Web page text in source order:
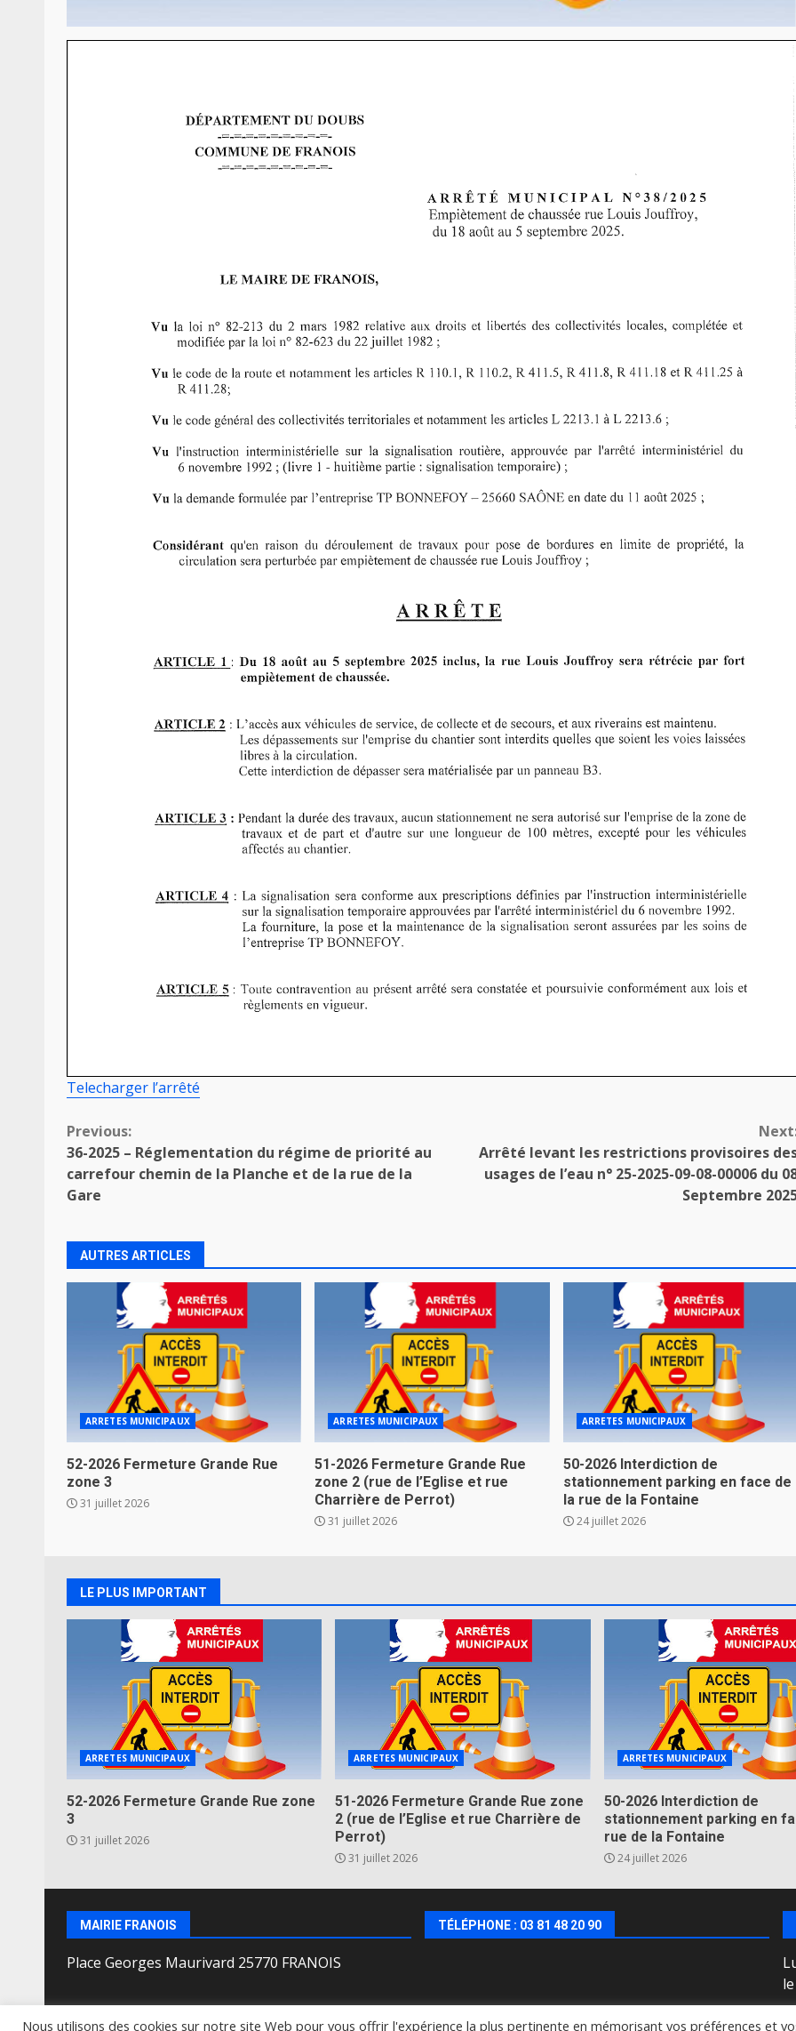
Telecharger l’arrêté
Continue
Reading
Previous:
36-2025 – Réglementation du régime de priorité au
carrefour chemin de la Planche et de la rue de la
Gare
Arrêté levant les restrictions provisoires
usages de l’eau n° 25-2025-09-08-00006 du
Septembre
AUTRES ARTICLES
ARRETES MUNICIPAUX
52-2026 Fermeture Grande Rue
zone 3
31 juillet 2026
ARRETES MUNICIPAUX
51-2026 Fermeture Grande Rue
zone 2 (rue de l’Eglise et rue
Charrière de Perrot)
31 juillet 2026
ARRETES MUNICIPAUX
50-2026 Interdiction de
stationnement parking en face de
la rue de la Fontaine
24 juillet 2026
LE PLUS IMPORTANT
ARRETES MUNICIPAUX
52-2026 Fermeture Grande Rue zone
3
31 juillet 2026
ARRETES MUNICIPAUX
51-2026 Fermeture Grande Rue zone
2 (rue de l’Eglise et rue Charrière de
Perrot)
31 juillet 2026
ARRETES MUNICIPAUX
50-2026 Interdiction de
stationnement parking en
rue de la Fontaine
24 juillet 2026
MAIRIE FRANOIS
Place Georges Maurivard 25770 FRANOIS
TÉLÉPHONE : 03 81 48 20 90
Nous utilisons des cookies sur notre site Web pour vous offrir l'expérience la plus pertinente en mémorisant vos préférences et